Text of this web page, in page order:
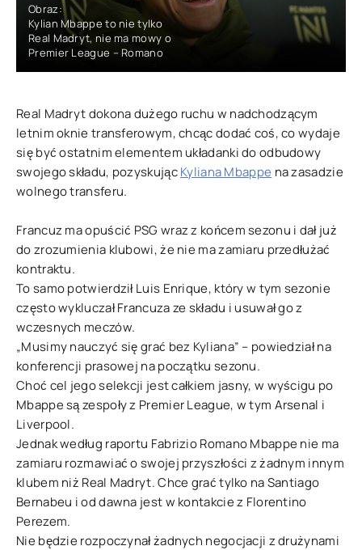
Obraz:
Kylian Mbappe to nie tylko
Real Madryt, nie ma mowy o
Premier League – Romano
Real Madryt dokona dużego ruchu w nadchodzącym
letnim oknie transferowym, chcąc dodać coś, co wydaje
się być ostatnim elementem układanki do odbudowy
swojego składu, pozyskującKyliana Mbappe na zasadzie
wolnego transferu.
Francuz ma opuścić PSG wraz z końcem sezonu i dał już
do zrozumienia klubowi, że nie ma zamiaru przedłużać
kontraktu.
To samo potwierdził Luis Enrique, który w tym sezonie
często wykluczał Francuza ze składu i usuwał go z
wczesnych meczów.
„Musimy nauczyć się grać bez Kyliana” – powiedział na
konferencji prasowej na początku sezonu.
Choć cel jego selekcji jest całkiem jasny, w wyścigu po
Mbappe są zespoły z Premier League, w tym Arsenal i
Liverpool.
Jednak według raportu Fabrizio Romano Mbappe nie ma
zamiaru rozmawiać o swojej przyszłości z żadnym innym
klubem niż Real Madryt. Chce grać tylko na Santiago
Bernabeu i od dawna jest w kontakcie z Florentino
Perezem.
Nie będzie rozpoczynał żadnych negocjacji z drużynami